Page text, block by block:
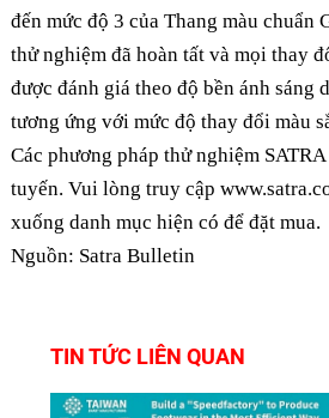
đến mức độ 3 của Thang màu chuẩn
thử nghiệm đã hoàn tất và mọi thay
được đánh giá theo độ bền ánh sáng
tương ứng với mức độ thay đổi màu
Các phương pháp thử nghiệm
tuyến. Vui lòng truy cập
xuống danh mục hiện có để đặt mua.
Nguồn: Satra Bulletin
TIN TỨC LIÊN QUAN